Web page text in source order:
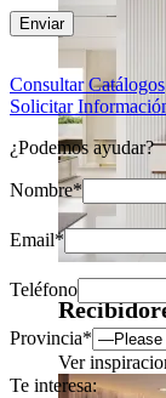
Ver
Consultar Catálogos
Solicitar
¿Podemos ayudar?
Nombre*
Email*
Teléfono
Provincia*
Te interesa: